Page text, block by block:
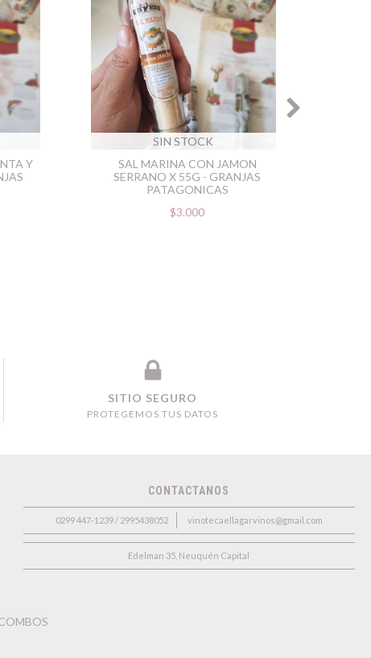
Y
SIN STOCK
SAL MARINA CON JAMON
SERRANO X 55G - GRANJAS
PATAGONICAS
$3.000
SITIO SEGURO
PROTEGEMOS TUS DATOS
CONTACTANOS
0299 447-1239 / 2995438052 vinotecaellagarvinos@gmail.com
Edelman 35, Neuquén Capital